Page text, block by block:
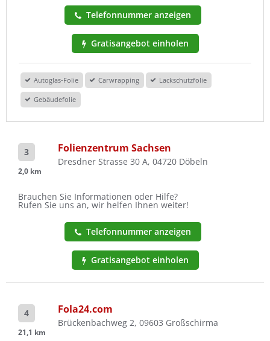
Telefonnummer anzeigen
Gratisangebot einholen
Autoglas-Folie Carwrapping Lackschutzfolie
Gebäudefolie
3
2,0 km
Folienzentrum Sachsen
Dresdner Strasse 30 A, 04720 Döbeln
Brauchen Sie Informationen oder Hilfe?
Rufen Sie uns an, wir helfen Ihnen weiter!
Telefonnummer anzeigen
Gratisangebot einholen
4
21,1 km
Fola24.com
Brückenbachweg 2, 09603 Großschirma